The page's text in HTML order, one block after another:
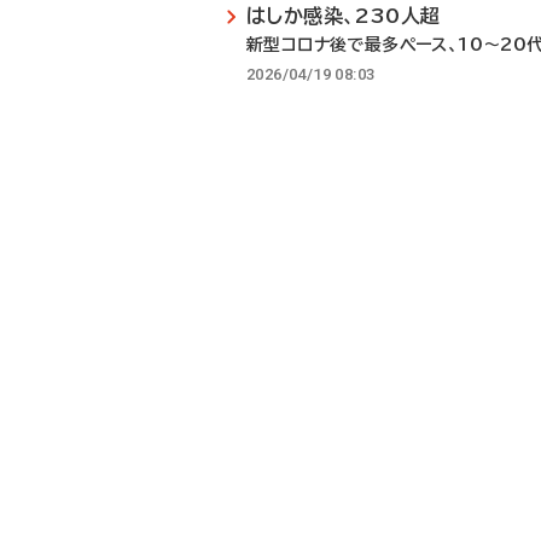
はしか感染、230人超
新型コロナ後で最多ペース、10～20
2026/04/19 08:03